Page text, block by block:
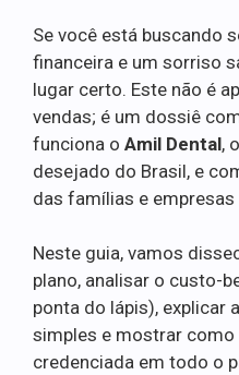
Se você está buscando
financeira e um sorriso
lugar certo. Este não é
vendas; é um dossiê
funciona o Amil Dental,
desejado do Brasil, e
das famílias e empresas
Neste guia, vamos
plano, analisar o custo-
ponta do lápis), explicar
simples e mostrar como
credenciada em todo o